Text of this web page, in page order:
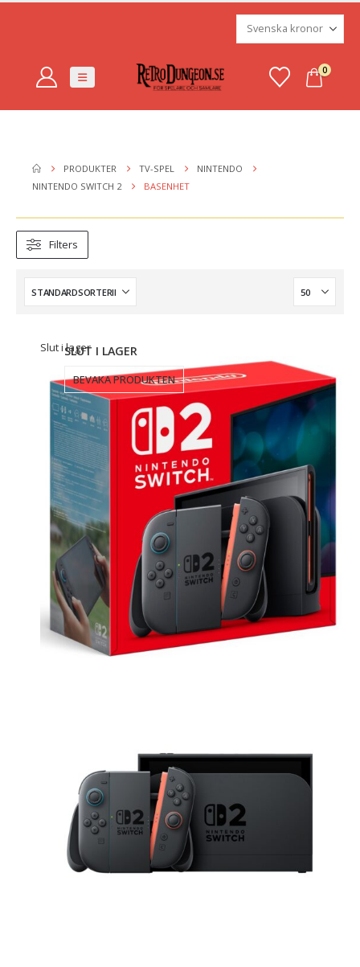
0
PRODUKTER TV-SPEL
NINTENDO
NINTENDO SWITCH 2
BASENHET
Filters
Slut i lagerSLUT I LAGER
BEVAKA PRODUKTEN